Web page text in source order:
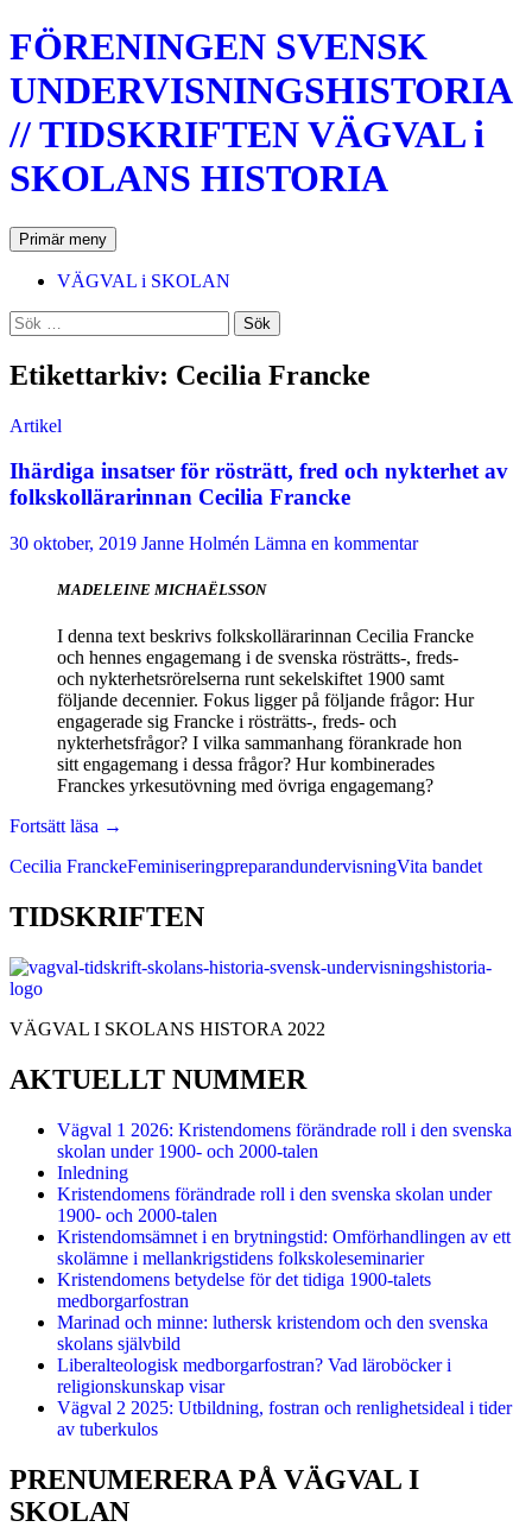
Hoppa
till
innehåll
FÖRENINGEN SVENSK
UNDERVISNINGSHISTORIA
// TIDSKRIFTEN VÄGVAL i
SKOLANS HISTORIA
SökPrimär meny
VÄGVAL i SKOLAN
Sök
efter:
Etikettarkiv: Cecilia Francke
Artikel
Ihärdiga insatser för rösträtt, fred och nykterhet av
folkskollärarinnan Cecilia Francke
30 oktober, 2019 Janne Holmén Lämna en kommentar
MADELEINE MICHAËLSSON
I denna text beskrivs folkskollärarinnan Cecilia Francke
och hennes engagemang i de svenska rösträtts-, freds-
och nykterhetsrörelserna runt sekelskiftet 1900 samt
följande decennier. Fokus ligger på följande frågor: Hur
engagerade sig Francke i rösträtts-, freds- och
nykterhetsfrågor? I vilka sammanhang förankrade hon
sitt engagemang i dessa frågor? Hur kombinerades
Franckes yrkesutövning med övriga engagemang?
Fortsätt läsa Ihärdiga
för
fred
och
av
Cecilia
Francke
→
Cecilia FranckeFeminiseringpreparandundervisningVita bandet
TIDSKRIFTEN
VÄGVAL I SKOLANS HISTORA 2022
AKTUELLT NUMMER
Vägval 1 2026: Kristendomens förändrade roll i den svenska
skolan under 1900- och 2000-talen
Inledning
Kristendomens förändrade roll i den svenska skolan under
1900- och 2000-talen
Kristendomsämnet i en brytningstid: Omförhandlingen av ett
skolämne i mellankrigstidens folkskoleseminarier
Kristendomens betydelse för det tidiga 1900-talets
medborgarfostran
Marinad och minne: luthersk kristendom och den svenska
skolans självbild
Liberalteologisk medborgarfostran? Vad läroböcker i
religionskunskap visar
Vägval 2 2025: Utbildning, fostran och renlighetsideal i tider
av tuberkulos
PRENUMERERA PÅ VÄGVAL I
SKOLAN